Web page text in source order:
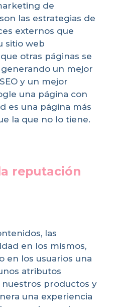
de
las estrategias de
externos que
sitio web
otras páginas se
un mejor
y un mejor
una página con
es una página más
la que no lo tiene.
reputación
las
en los mismos,
en los usuarios una
atributos
nuestros productos y
una experiencia